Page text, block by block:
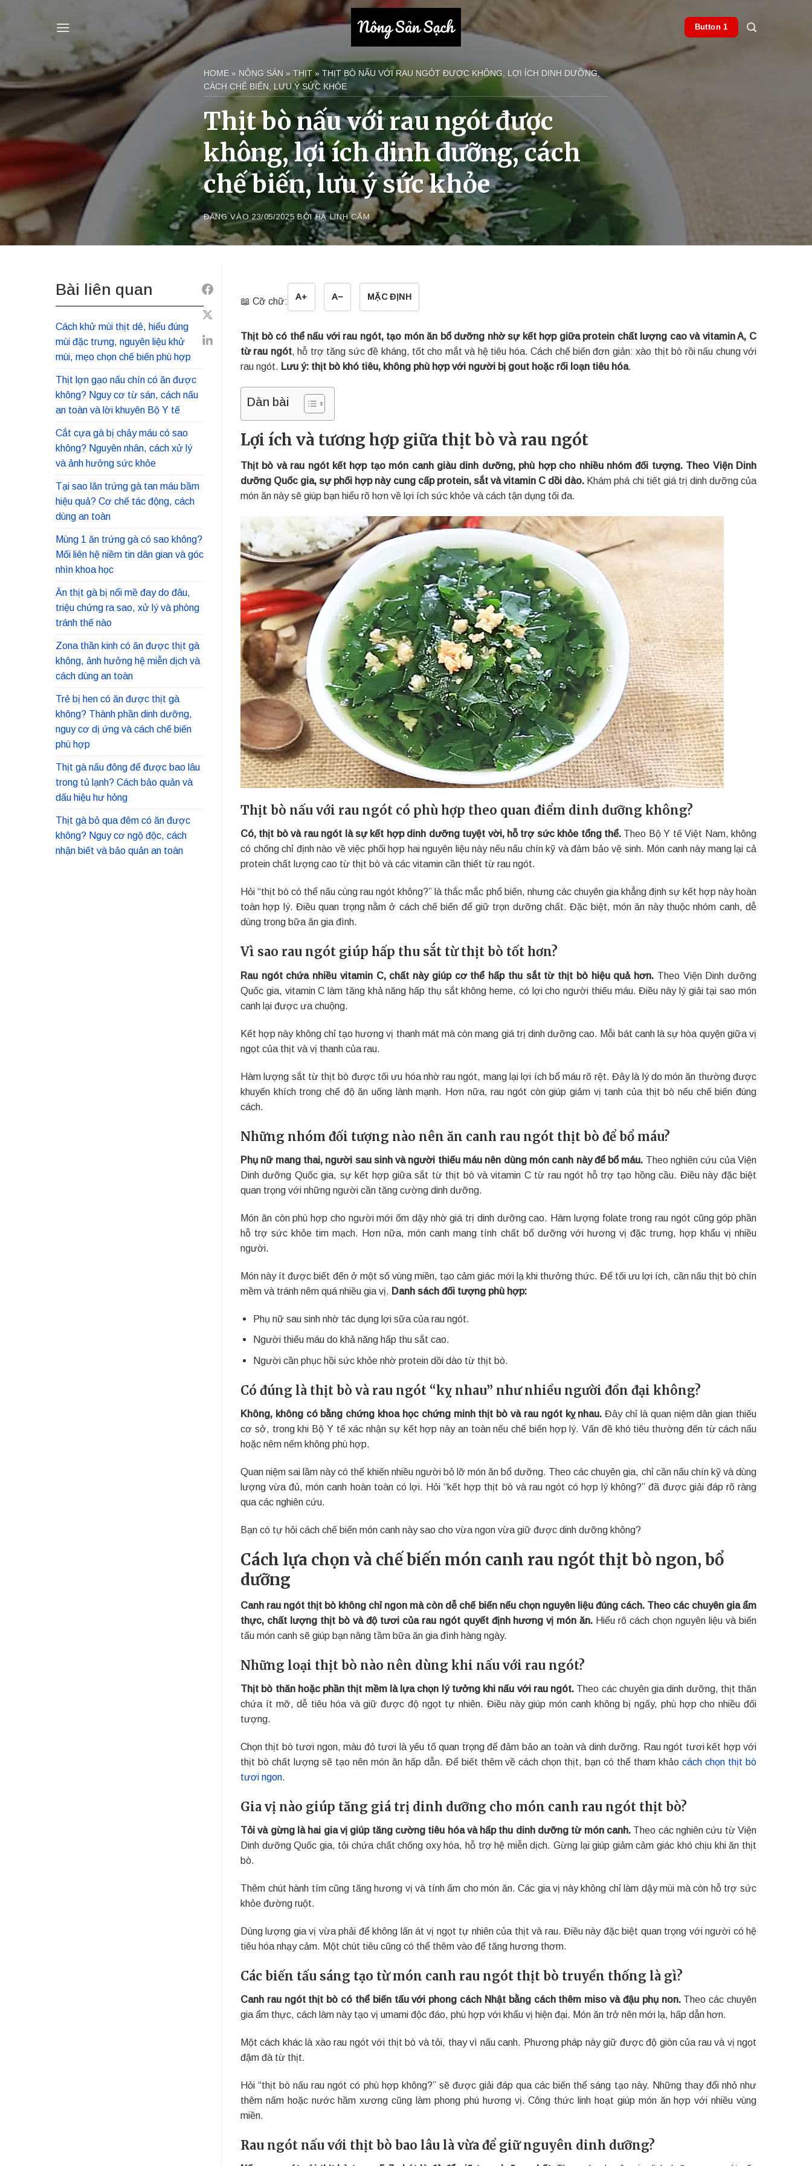
Button 1
HOME » NÔNG SẢN » THỊT » THỊT BÒ NẤU VỚI RAU NGÓT ĐƯỢC KHÔNG, LỢI ÍCH DINH DƯỠNG,
CÁCH CHẾ BIẾN, LƯU Ý SỨC KHỎE
Thịt bò nấu với rau ngót được
không, lợi ích dinh dưỡng, cách
chế biến, lưu ý sức khỏe
ĐĂNG VÀO23/05/2025 BỞIHẠ LINH CẨM
Bài liên quan
Cách khử mùi thịt dê, hiểu đúng
mùi đặc trưng, nguyên liệu khử
mùi, mẹo chọn chế biến phù hợp
Thịt lợn gạo nấu chín có ăn được
không? Nguy cơ từ sán, cách nấu
an toàn và lời khuyên Bộ Y tế
Cắt cựa gà bị chảy máu có sao
không? Nguyên nhân, cách xử lý
và ảnh hưởng sức khỏe
Tại sao lăn trứng gà tan máu bầm
hiệu quả? Cơ chế tác động, cách
dùng an toàn
Mùng 1 ăn trứng gà có sao không?
Mối liên hệ niềm tin dân gian và góc
nhìn khoa học
Ăn thịt gà bị nổi mề đay do đâu,
triệu chứng ra sao, xử lý và phòng
tránh thế nào
Zona thần kinh có ăn được thịt gà
không, ảnh hưởng hệ miễn dịch và
cách dùng an toàn
Trẻ bị hen có ăn được thịt gà
không? Thành phần dinh dưỡng,
nguy cơ dị ứng và cách chế biến
phù hợp
Thịt gà nấu đông để được bao lâu
trong tủ lạnh? Cách bảo quản và
dấu hiệu hư hỏng
Thịt gà bỏ qua đêm có ăn được
không? Nguy cơ ngộ độc, cách
nhận biết và bảo quản an toàn
📖 Cỡ chữ: A+ A− MẶC ĐỊNH
Thịt bò có thể nấu với rau ngót, tạo món ăn bổ dưỡng nhờ sự kết hợp giữa protein chất lượng cao và vitamin A, C
từ rau ngót, hỗ trợ tăng sức đề kháng, tốt cho mắt và hệ tiêu hóa. Cách chế biến đơn giản: xào thịt bò rồi nấu chung với
rau ngót. Lưu ý: thịt bò khó tiêu, không phù hợp với người bị gout hoặc rối loạn tiêu hóa.
Dàn bài
Lợi ích và tương hợp giữa thịt bò và rau ngót
Thịt bò và rau ngót kết hợp tạo món canh giàu dinh dưỡng, phù hợp cho nhiều nhóm đối tượng. Theo Viện Dinh
dưỡng Quốc gia, sự phối hợp này cung cấp protein, sắt và vitamin C dồi dào. Khám phá chi tiết giá trị dinh dưỡng của
món ăn này sẽ giúp bạn hiểu rõ hơn về lợi ích sức khỏe và cách tận dụng tối đa.
Thịt bò nấu với rau ngót có phù hợp theo quan điểm dinh dưỡng không?
Có, thịt bò và rau ngót là sự kết hợp dinh dưỡng tuyệt vời, hỗ trợ sức khỏe tổng thể. Theo Bộ Y tế Việt Nam, không
có chống chỉ định nào về việc phối hợp hai nguyên liệu này nếu nấu chín kỹ và đảm bảo vệ sinh. Món canh này mang lại cả
protein chất lượng cao từ thịt bò và các vitamin cần thiết từ rau ngót.
Hỏi “thịt bò có thể nấu cùng rau ngót không?” là thắc mắc phổ biến, nhưng các chuyên gia khẳng định sự kết hợp này hoàn
toàn hợp lý. Điều quan trọng nằm ở cách chế biến để giữ trọn dưỡng chất. Đặc biệt, món ăn này thuộc nhóm canh, dễ
dùng trong bữa ăn gia đình.
Vì sao rau ngót giúp hấp thu sắt từ thịt bò tốt hơn?
Rau ngót chứa nhiều vitamin C, chất này giúp cơ thể hấp thu sắt từ thịt bò hiệu quả hơn. Theo Viện Dinh dưỡng
Quốc gia, vitamin C làm tăng khả năng hấp thụ sắt không heme, có lợi cho người thiếu máu. Điều này lý giải tại sao món
canh lại được ưa chuộng.
Kết hợp này không chỉ tạo hương vị thanh mát mà còn mang giá trị dinh dưỡng cao. Mỗi bát canh là sự hòa quyện giữa vị
ngọt của thịt và vị thanh của rau.
Hàm lượng sắt từ thịt bò được tối ưu hóa nhờ rau ngót, mang lại lợi ích bổ máu rõ rệt. Đây là lý do món ăn thường được
khuyến khích trong chế độ ăn uống lành mạnh. Hơn nữa, rau ngót còn giúp giảm vị tanh của thịt bò nếu chế biến đúng
cách.
Những nhóm đối tượng nào nên ăn canh rau ngót thịt bò để bổ máu?
Phụ nữ mang thai, người sau sinh và người thiếu máu nên dùng món canh này để bổ máu. Theo nghiên cứu của Viện
Dinh dưỡng Quốc gia, sự kết hợp giữa sắt từ thịt bò và vitamin C từ rau ngót hỗ trợ tạo hồng cầu. Điều này đặc biệt
quan trọng với những người cần tăng cường dinh dưỡng.
Món ăn còn phù hợp cho người mới ốm dậy nhờ giá trị dinh dưỡng cao. Hàm lượng folate trong rau ngót cũng góp phần
hỗ trợ sức khỏe tim mạch. Hơn nữa, món canh mang tính chất bổ dưỡng với hương vị đặc trưng, hợp khẩu vị nhiều
người.
Món này ít được biết đến ở một số vùng miền, tạo cảm giác mới lạ khi thưởng thức. Để tối ưu lợi ích, cần nấu thịt bò chín
mềm và tránh nêm quá nhiều gia vị. Danh sách đối tượng phù hợp:
Phụ nữ sau sinh nhờ tác dụng lợi sữa của rau ngót.
Người thiếu máu do khả năng hấp thu sắt cao.
Người cần phục hồi sức khỏe nhờ protein dồi dào từ thịt bò.
Có đúng là thịt bò và rau ngót “kỵ nhau” như nhiều người đồn đại không?
Không, không có bằng chứng khoa học chứng minh thịt bò và rau ngót kỵ nhau. Đây chỉ là quan niệm dân gian thiếu
cơ sở, trong khi Bộ Y tế xác nhận sự kết hợp này an toàn nếu chế biến hợp lý. Vấn đề khó tiêu thường đến từ cách nấu
hoặc nêm nếm không phù hợp.
Quan niệm sai lầm này có thể khiến nhiều người bỏ lỡ món ăn bổ dưỡng. Theo các chuyên gia, chỉ cần nấu chín kỹ và dùng
lượng vừa đủ, món canh hoàn toàn có lợi. Hỏi “kết hợp thịt bò và rau ngót có hợp lý không?” đã được giải đáp rõ ràng
qua các nghiên cứu.
Bạn có tự hỏi cách chế biến món canh này sao cho vừa ngon vừa giữ được dinh dưỡng không?
Cách lựa chọn và chế biến món canh rau ngót thịt bò ngon, bổ
dưỡng
Canh rau ngót thịt bò không chỉ ngon mà còn dễ chế biến nếu chọn nguyên liệu đúng cách. Theo các chuyên gia ẩm
thực, chất lượng thịt bò và độ tươi của rau ngót quyết định hương vị món ăn. Hiểu rõ cách chọn nguyên liệu và biến
tấu món canh sẽ giúp bạn nâng tầm bữa ăn gia đình hàng ngày.
Những loại thịt bò nào nên dùng khi nấu với rau ngót?
Thịt bò thăn hoặc phần thịt mềm là lựa chọn lý tưởng khi nấu với rau ngót. Theo các chuyên gia dinh dưỡng, thịt thăn
chứa ít mỡ, dễ tiêu hóa và giữ được độ ngọt tự nhiên. Điều này giúp món canh không bị ngấy, phù hợp cho nhiều đối
tượng.
Chọn thịt bò tươi ngon, màu đỏ tươi là yếu tố quan trọng để đảm bảo an toàn và dinh dưỡng. Rau ngót tươi kết hợp với
thịt bò chất lượng sẽ tạo nên món ăn hấp dẫn. Để biết thêm về cách chọn thịt, bạn có thể tham khảocách chọn thịt bò
tươi ngon.
Gia vị nào giúp tăng giá trị dinh dưỡng cho món canh rau ngót thịt bò?
Tỏi và gừng là hai gia vị giúp tăng cường tiêu hóa và hấp thu dinh dưỡng từ món canh. Theo các nghiên cứu từ Viện
Dinh dưỡng Quốc gia, tỏi chứa chất chống oxy hóa, hỗ trợ hệ miễn dịch. Gừng lại giúp giảm cảm giác khó chịu khi ăn thịt
bò.
Thêm chút hành tím cũng tăng hương vị và tính ấm cho món ăn. Các gia vị này không chỉ làm dậy mùi mà còn hỗ trợ sức
khỏe đường ruột.
Dùng lượng gia vị vừa phải để không lấn át vị ngọt tự nhiên của thịt và rau. Điều này đặc biệt quan trọng với người có hệ
tiêu hóa nhạy cảm. Một chút tiêu cũng có thể thêm vào để tăng hương thơm.
Các biến tấu sáng tạo từ món canh rau ngót thịt bò truyền thống là gì?
Canh rau ngót thịt bò có thể biến tấu với phong cách Nhật bằng cách thêm miso và đậu phụ non.Theo các chuyên
gia ẩm thực, cách làm này tạo vị umami độc đáo, phù hợp với khẩu vị hiện đại. Món ăn trở nên mới lạ, hấp dẫn hơn.
Một cách khác là xào rau ngót với thịt bò và tỏi, thay vì nấu canh. Phương pháp này giữ được độ giòn của rau và vị ngọt
đậm đà từ thịt.
Hỏi “thịt bò nấu rau ngót có phù hợp không?” sẽ được giải đáp qua các biến thể sáng tạo này. Những thay đổi nhỏ như
thêm nấm hoặc nước hầm xương cũng làm phong phú hương vị. Công thức linh hoạt giúp món ăn hợp với nhiều vùng
miền.
Rau ngót nấu với thịt bò bao lâu là vừa để giữ nguyên dinh dưỡng?
Share
to
Share
to
Share